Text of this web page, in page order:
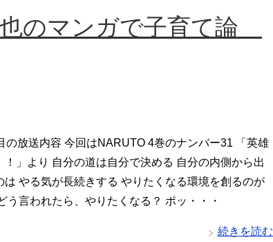
也のマンガで子育て論
の放送内容 今回はNARUTO 4巻のナンバー31 「英雄
！」より 自分の道は自分で決める 自分の内側から出
は やる気が長続きする やりたくなる環境を創るのが
う言われたら、やりたくなる？ ポッ・・・
続きを読む